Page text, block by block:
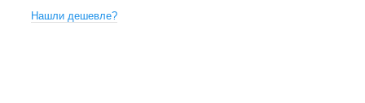
Нашли дешевле?